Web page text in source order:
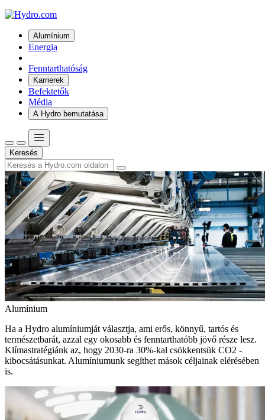
Alumínium
Energia
Fenntarthatóság
Karrierek
Befektetők
Média
A Hydro bemutatása
Keresés
Alumínium
Ha a Hydro alumíniumját választja, ami erős, könnyű, tartós és
természetbarát, azzal egy okosabb és fenntarthatóbb jövő része lesz.
Klímastratégiánk az, hogy 2030-ra 30%-kal csökkentsük CO2 -
kibocsátásunkat. Alumíniumunk segíthet mások céljainak elérésében
is.